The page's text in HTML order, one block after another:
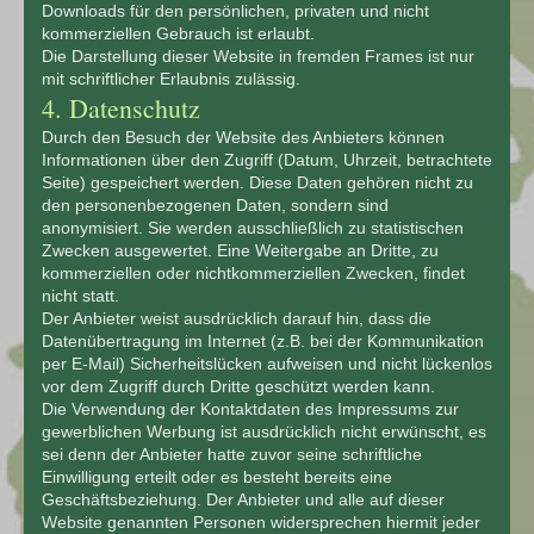
Downloads für den persönlichen, privaten und nicht
kommerziellen Gebrauch ist erlaubt.
Die Darstellung dieser Website in fremden Frames ist nur
mit schriftlicher Erlaubnis zulässig.
4. Datenschutz
Durch den Besuch der Website des Anbieters können
Informationen über den Zugriff (Datum, Uhrzeit, betrachtete
Seite) gespeichert werden. Diese Daten gehören nicht zu
den personenbezogenen Daten, sondern sind
anonymisiert. Sie werden ausschließlich zu statistischen
Zwecken ausgewertet. Eine Weitergabe an Dritte, zu
kommerziellen oder nichtkommerziellen Zwecken, findet
nicht statt.
Der Anbieter weist ausdrücklich darauf hin, dass die
Datenübertragung im Internet (z.B. bei der Kommunikation
per E-Mail) Sicherheitslücken aufweisen und nicht lückenlos
vor dem Zugriff durch Dritte geschützt werden kann.
Die Verwendung der Kontaktdaten des Impressums zur
gewerblichen Werbung ist ausdrücklich nicht erwünscht, es
sei denn der Anbieter hatte zuvor seine schriftliche
Einwilligung erteilt oder es besteht bereits eine
Geschäftsbeziehung. Der Anbieter und alle auf dieser
Website genannten Personen widersprechen hiermit jeder